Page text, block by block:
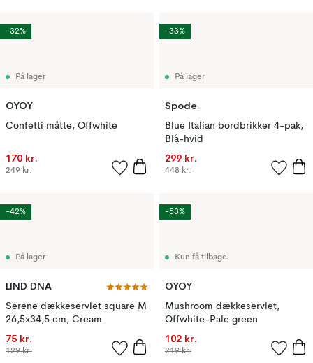
På lager
OYOY
Confetti måtte, Offwhite
170 kr.
249 kr.
-32%
På lager
Spode
Blue Italian bordbrikker 4-pak,
Blå-hvid
299 kr.
448 kr.
-33%
På lager
LIND DNA
Serene dækkeserviet square M
26,5x34,5 cm, Cream
75 kr.
129 kr.
-42%
Kun få tilbage
OYOY
Mushroom dækkeserviet,
Offwhite-Pale green
102 kr.
219 kr.
-53%